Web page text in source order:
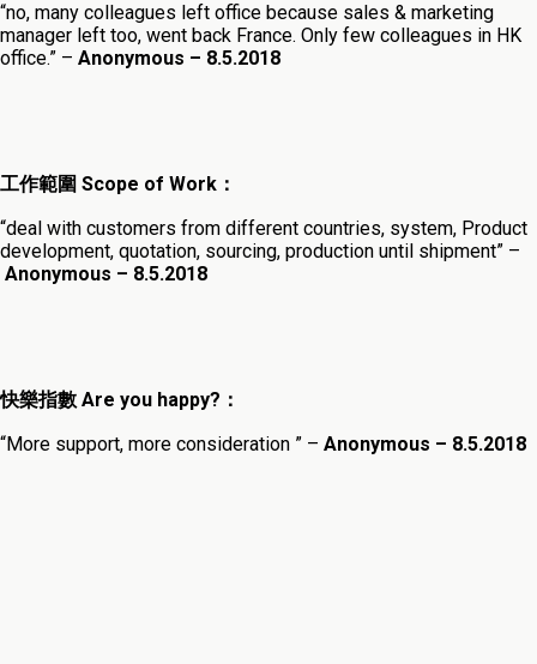
“no, many colleagues left office because sales & marketing
manager left too, went back France. Only few colleagues in HK
office.” – Anonymous – 8.5.2018
工作範圍 Scope of Work ：
“deal with customers from different countries, system, Product
development, quotation, sourcing, production until shipment” –
Anonymous – 8.5.2018
快樂指數 Are you happy? ：
“More support, more consideration ” – Anonymous – 8.5.2018